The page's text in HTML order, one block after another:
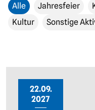
Alle Jahresfeier
Kultur
Sonstige
22.09.
2027